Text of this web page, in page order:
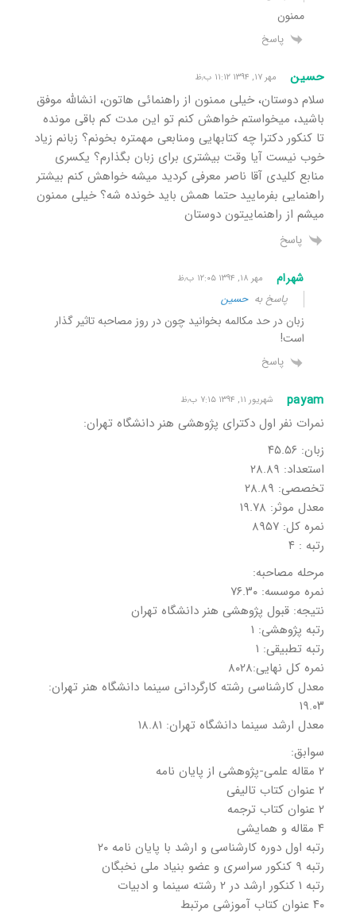
ممنون
پاسخ
حسین مهر ۱۷, ۱۳۹۴ ۱۱:۱۲ ب٫ظ
سلام دوستان، خیلی ممنون از راهنمائی هاتون، انشالله موفق
باشید، میخواستم خواهش کنم تو این مدت کم باقی مونده
تا کنکور دکترا چه کتابهایی ومنابعی مهمتره بخونم؟ زبانم زیاد
خوب نیست آیا وقت بیشتری برای زبان بگذارم؟ یکسری
منابع کلیدی آقا ناصر معرفی کردید میشه خواهش کنم بیشتر
راهنمایی بفرمایید حتما همش باید خونده شه؟ خیلی ممنون
میشم از راهنماییتون دوستان
پاسخ
شهرام مهر ۱۸, ۱۳۹۴ ۱۲:۰۵ ب٫ظ
پاسخ بهحسین
زبان در حد مکالمه بخوانید چون در روز مصاحبه تاثیر گذار
است!
پاسخ
payam شهریور ۱۱, ۱۳۹۴ ۷:۱۵ ب٫ظ
نمرات نفر اول دکترای پژوهشی هنر دانشگاه تهران:
زبان: ۴۵.۵۶
استعداد: ۲۸.۸۹
تخصصی: ۲۸.۸۹
معدل موثر: ۱۹.۷۸
نمره کل: ۸۹۵۷
رتبه : ۴
مرحله مصاحبه:
نمره موسسه: ۷۶.۳۰
نتیجه: قبول پژوهشی هنر دانشگاه تهران
رتبه پژوهشی: ۱
رتبه تطبیقی: ۱
نمره کل نهایی:۸۰۲۸
معدل کارشناسی رشته کارگردانی سینما دانشگاه هنر تهران:
۱۹.۰۳
معدل ارشد سینما دانشگاه تهران: ۱۸.۸۱
سوابق:
۲ مقاله علمی-پژوهشی از پایان نامه
۲ عنوان کتاب تالیفی
۲ عنوان کتاب ترجمه
۴ مقاله و همایشی
رتبه اول دوره کارشناسی و ارشد با پایان نامه ۲۰
رتبه ۹ کنکور سراسری و عضو بنیاد ملی نخبگان
رتبه ۱ کنکور ارشد در ۲ رشته سینما و ادبیات
۴۰ عنوان کتاب آموزشی مرتبط